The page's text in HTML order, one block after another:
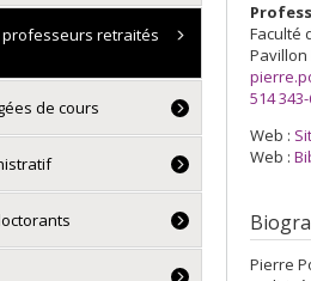
Faculté
514
Web :
Web :
Pierre
retraités
de cours